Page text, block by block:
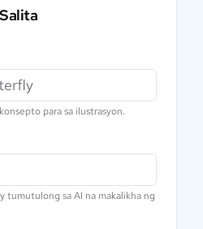
para sa ilustrasyon.
tumutulong sa AI na makalikha ng